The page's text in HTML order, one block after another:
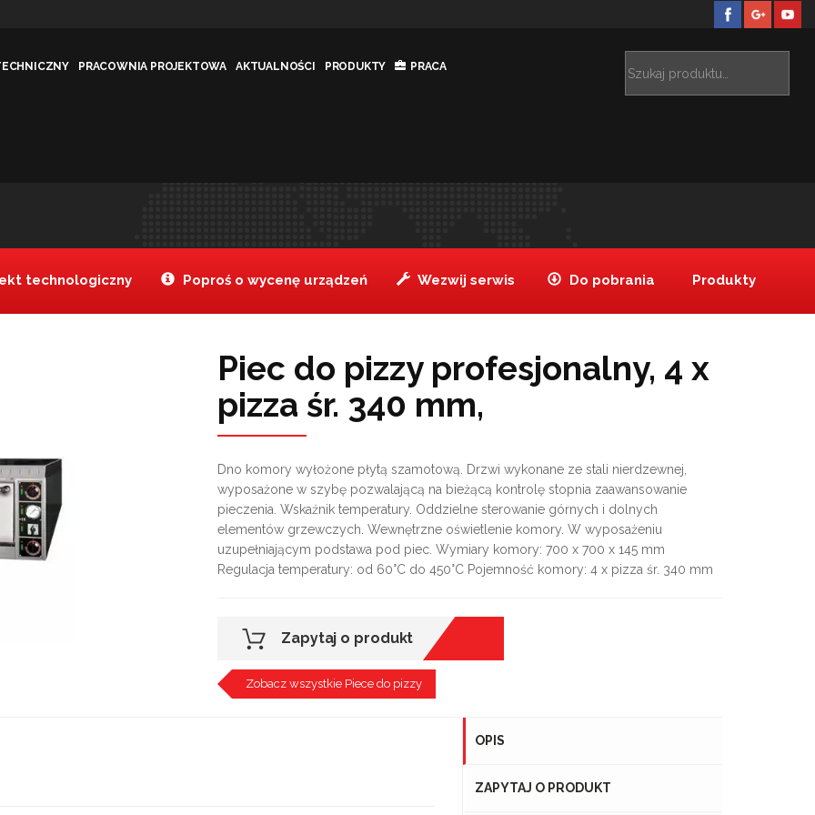
PRACOWNIA PROJEKTOWA AKTUALNOŚCI PRODUKTY PRACA
technologiczny Poproś o wycenę urządzeń Wezwij serwis Do pobrania Produkty
Piec do pizzy profesjonalny, 4 x
pizza śr. 340 mm,
Dno komory wyłożone płytą szamotową. Drzwi wykonane ze stali nierdzewnej,
wyposażone w szybę pozwalającą na bieżącą kontrolę stopnia zaawansowanie
pieczenia. Wskaźnik temperatury. Oddzielne sterowanie górnych i dolnych
elementów grzewczych. Wewnętrzne oświetlenie komory. W wyposażeniu
uzupełniającym podstawa pod piec. Wymiary komory: 700 x 700 x 145 mm
Regulacja temperatury: od 60°C do 450°C Pojemność komory: 4 x pizza śr. 340 mm
Zapytaj o produkt
Zobacz wszystkie Piece do pizzy
OPIS
ZAPYTAJ O PRODUKT